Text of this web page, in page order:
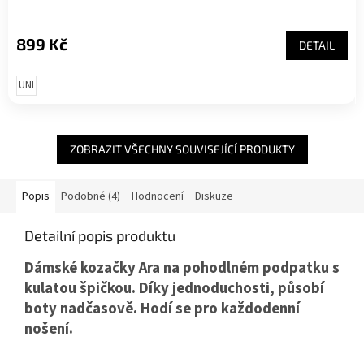
899 Kč DETAIL
UNI
ZOBRAZIT VŠECHNY SOUVISEJÍCÍ PRODUKTY
Popis Podobné (4) Hodnocení Diskuze
Detailní popis produktu
Dámské kozačky Ara na pohodlném podpatku s
kulatou špičkou. Díky jednoduchosti, působí
boty nadčasově. Hodí se pro každodenní
nošení.